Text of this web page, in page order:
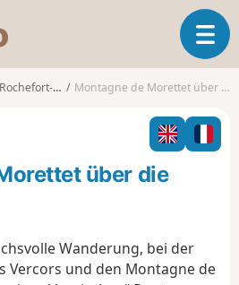
s
o
o
T
o
l
n
t
Rochefort-Samson Montagne de Morettet über die Bergrücken
über die
Wanderung, bei der
Vercors und den Montagne de